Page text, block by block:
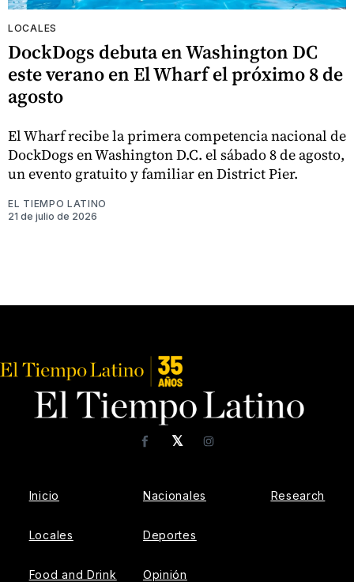
LOCALES
DockDogs debuta en Washington DC
este verano en El Wharf el próximo 8 de
agosto
El Wharf recibe la primera competencia nacional de
DockDogs en Washington D.C. el sábado 8 de agosto,
un evento gratuito y familiar en District Pier.
EL TIEMPO LATINO
21 de julio de 2026
𝕏
FacebookInstagram
Inicio
Locales
Food and Drink
Nacionales
Deportes
Opinión
Research